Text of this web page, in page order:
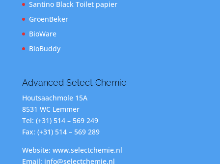
Santino Black Toilet papier
GroenBeker
BioWare
BioBuddy
Advanced Select Chemie
Houtsaachmole 15A
8531 WC Lemmer
Tel: (+31) 514 – 569 249
Fax: (+31) 514 – 569 289
Website: www.selectchemie.nl
Email: info@selectchemie.nl